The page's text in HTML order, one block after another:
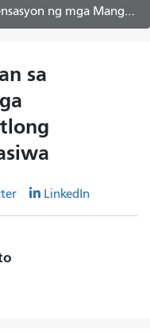
ng Ikatlong Partidong Tagapangasiwa
sa
LinkedIn